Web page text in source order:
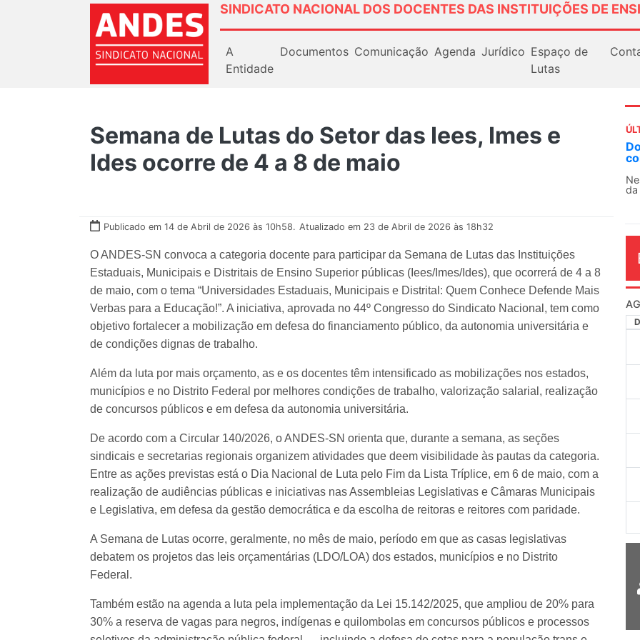
SINDICATO NACIONAL DOS DOCENTES DAS INSTITUIÇÕES DE
A
Entidade
Documentos Comunicação Agenda Jurídico Espaço de
Lutas
Semana de Lutas do Setor das Iees, Imes e
Ides ocorre de 4 a 8 de maio
Publicado em 14 de Abril de 2026 às 10h58. Atualizado em 23 de Abril de 2026 às 18h32
O ANDES-SN convoca a categoria docente para participar da Semana de Lutas das Instituições
Estaduais, Municipais e Distritais de Ensino Superior públicas (Iees/Imes/Ides), que ocorrerá de 4 a 8
de maio, com o tema “Universidades Estaduais, Municipais e Distrital: Quem Conhece Defende Mais
Verbas para a Educação!”. A iniciativa, aprovada no 44º Congresso do Sindicato Nacional, tem como
objetivo fortalecer a mobilização em defesa do financiamento público, da autonomia universitária e
de condições dignas de trabalho.
Além da luta por mais orçamento, as e os docentes têm intensificado as mobilizações nos estados,
municípios e no Distrito Federal por melhores condições de trabalho, valorização salarial, realização
de concursos públicos e em defesa da autonomia universitária.
De acordo com a Circular 140/2026, o ANDES-SN orienta que, durante a semana, as seções
sindicais e secretarias regionais organizem atividades que deem visibilidade às pautas da categoria.
Entre as ações previstas está o Dia Nacional de Luta pelo Fim da Lista Tríplice, em 6 de maio, com a
realização de audiências públicas e iniciativas nas Assembleias Legislativas e Câmaras Municipais
e Legislativa, em defesa da gestão democrática e da escolha de reitoras e reitores com paridade.
A Semana de Lutas ocorre, geralmente, no mês de maio, período em que as casas legislativas
debatem os projetos das leis orçamentárias (LDO/LOA) dos estados, municípios e no Distrito
Federal.
Também estão na agenda a luta pela implementação da Lei 15.142/2025, que ampliou de 20% para
30% a reserva de vagas para negros, indígenas e quilombolas em concursos públicos e processos
Docentes paralisam novamente as
contra as políticas de Milei na Argentina
Nessa segunda-feira (3), sindicatos de
da educação superior e básica da Argentina...